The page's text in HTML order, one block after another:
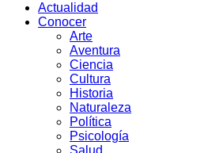
Actualidad
Conocer
Arte
Aventura
Ciencia
Cultura
Historia
Naturaleza
Política
Psicología
Salud